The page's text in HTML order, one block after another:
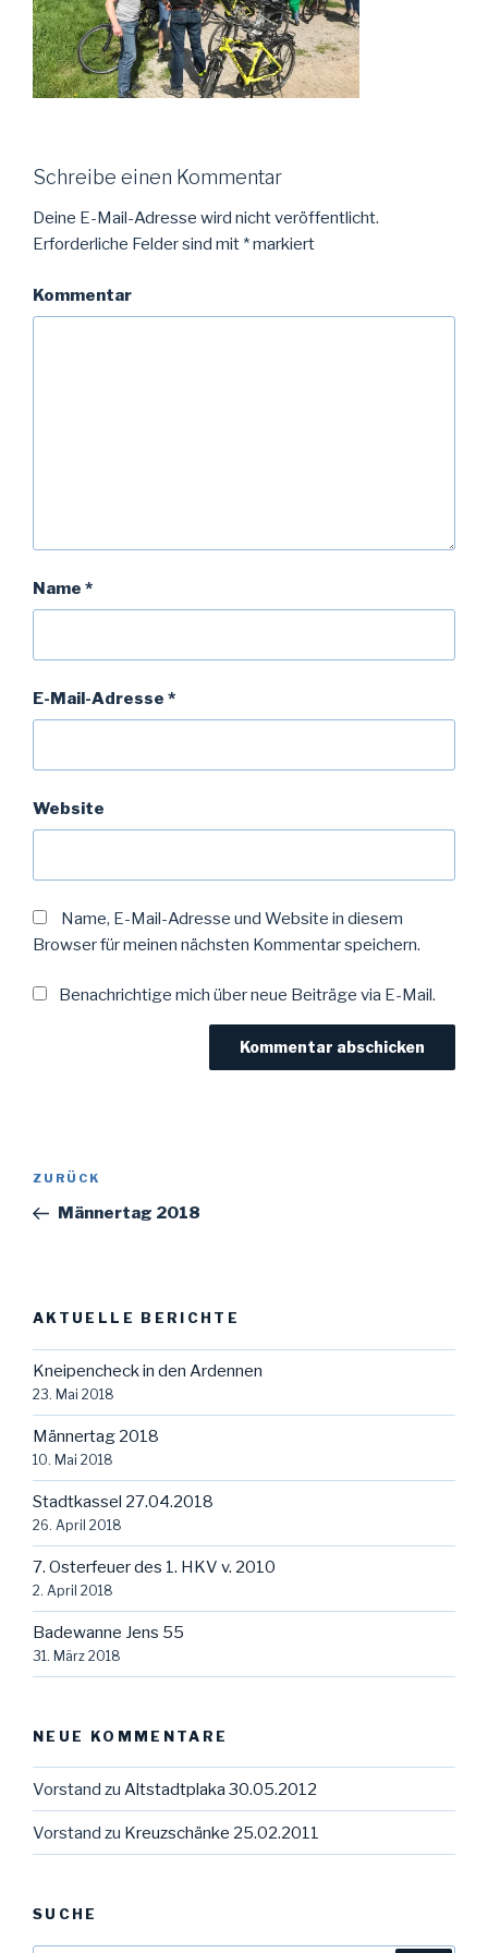
Schreibe einen Kommentar
Deine E-Mail-Adresse wird nicht veröffentlicht.
Erforderliche Felder sind mit *markiert
Kommentar
Name *
E-Mail-Adresse *
Website
Name, E-Mail-Adresse und Website in diesem
Browser für meinen nächsten Kommentar speichern.
Benachrichtige mich über neue Beiträge via E-Mail.
Beitragsnavigation
Vorheriger
Beitrag
ZURÜCK
Männertag 2018
AKTUELLE BERICHTE
Kneipencheck in den Ardennen
23. Mai 2018
Männertag 2018
10. Mai 2018
Stadtkassel 27.04.2018
26. April 2018
7. Osterfeuer des 1. HKV v. 2010
2. April 2018
Badewanne Jens 55
31. März 2018
NEUE KOMMENTARE
Vorstand zu Altstadtplaka 30.05.2012
Vorstand zu Kreuzschänke 25.02.2011
SUCHE